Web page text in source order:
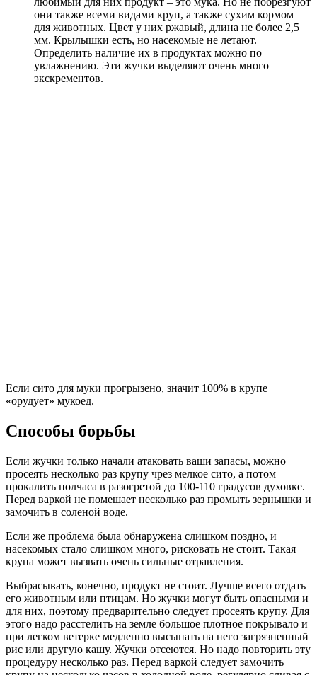
они также всеми видами круп, а также сухим кормом
для животных. Цвет у них ржавый, длина не более 2,5
мм. Крылышки есть, но насекомые не летают.
Определить наличие их в продуктах можно по
увлажнению. Эти жучки выделяют очень много
экскрементов.
Если сито для муки прогрызено, значит 100% в крупе
«орудует» мукоед.
Способы борьбы
Если жучки только начали атаковать ваши запасы, можно
просеять несколько раз крупу чрез мелкое сито, а потом
прокалить полчаса в разогретой до 100-110 градусов духовке.
Перед варкой не помешает несколько раз промыть зернышки и
замочить в соленой воде.
Если же проблема была обнаружена слишком поздно, и
насекомых стало слишком много, рисковать не стоит. Такая
крупа может вызвать очень сильные отравления.
Выбрасывать, конечно, продукт не стоит. Лучше всего отдать
его животным или птицам. Но жучки могут быть опасными и
для них, поэтому предварительно следует просеять крупу. Для
этого надо расстелить на земле большое плотное покрывало и
при легком ветерке медленно высыпать на него загрязненный
рис или другую кашу. Жучки отсеются. Но надо повторить эту
процедуру несколько раз. Перед варкой следует замочить